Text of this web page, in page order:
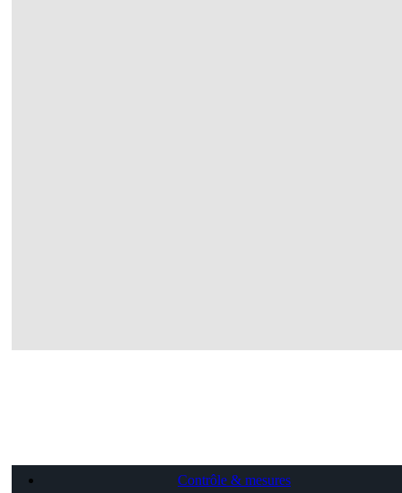
Contrôle & mesures